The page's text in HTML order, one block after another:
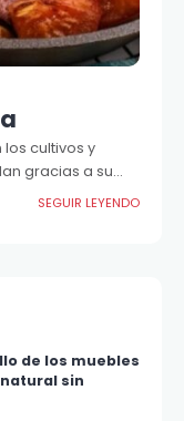
cultivos y
gracias a su
SEGUIR LEYENDO
de los muebles
sin